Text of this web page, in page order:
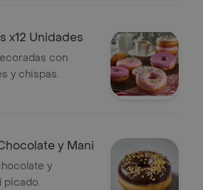
x12 Unidades
con
y chispas.
y Mani
y
picado.